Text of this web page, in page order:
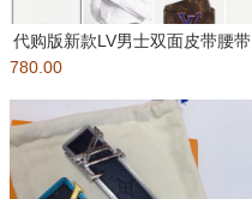
代购版新款LV男士双面皮带腰带
立体字母扣 原厂皮料，区别市
780.00